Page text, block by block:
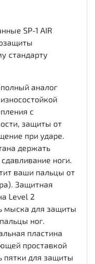
SP-1 AIR
стандарту
аналог
с
защиты от
при ударе.
держать
ноги.
ваши пальцы от
Защитная
Level 2
мыска для защиты
ног.
пластина
проставкой
пятки для защиты